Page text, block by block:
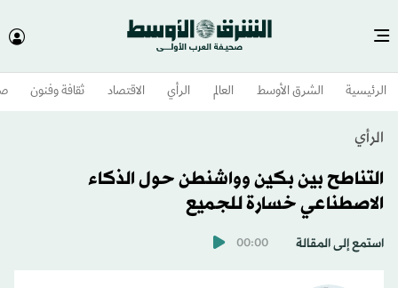
الرئيسية الشرق الأوسط​ العالم الرأي الاقتصاد ثقافة وفنون
الرأي
التناطح بين بكين وواشنطن حول الذكاء
الاصطناعي خسارة للجميع
استمع إلى المقالة 00:00